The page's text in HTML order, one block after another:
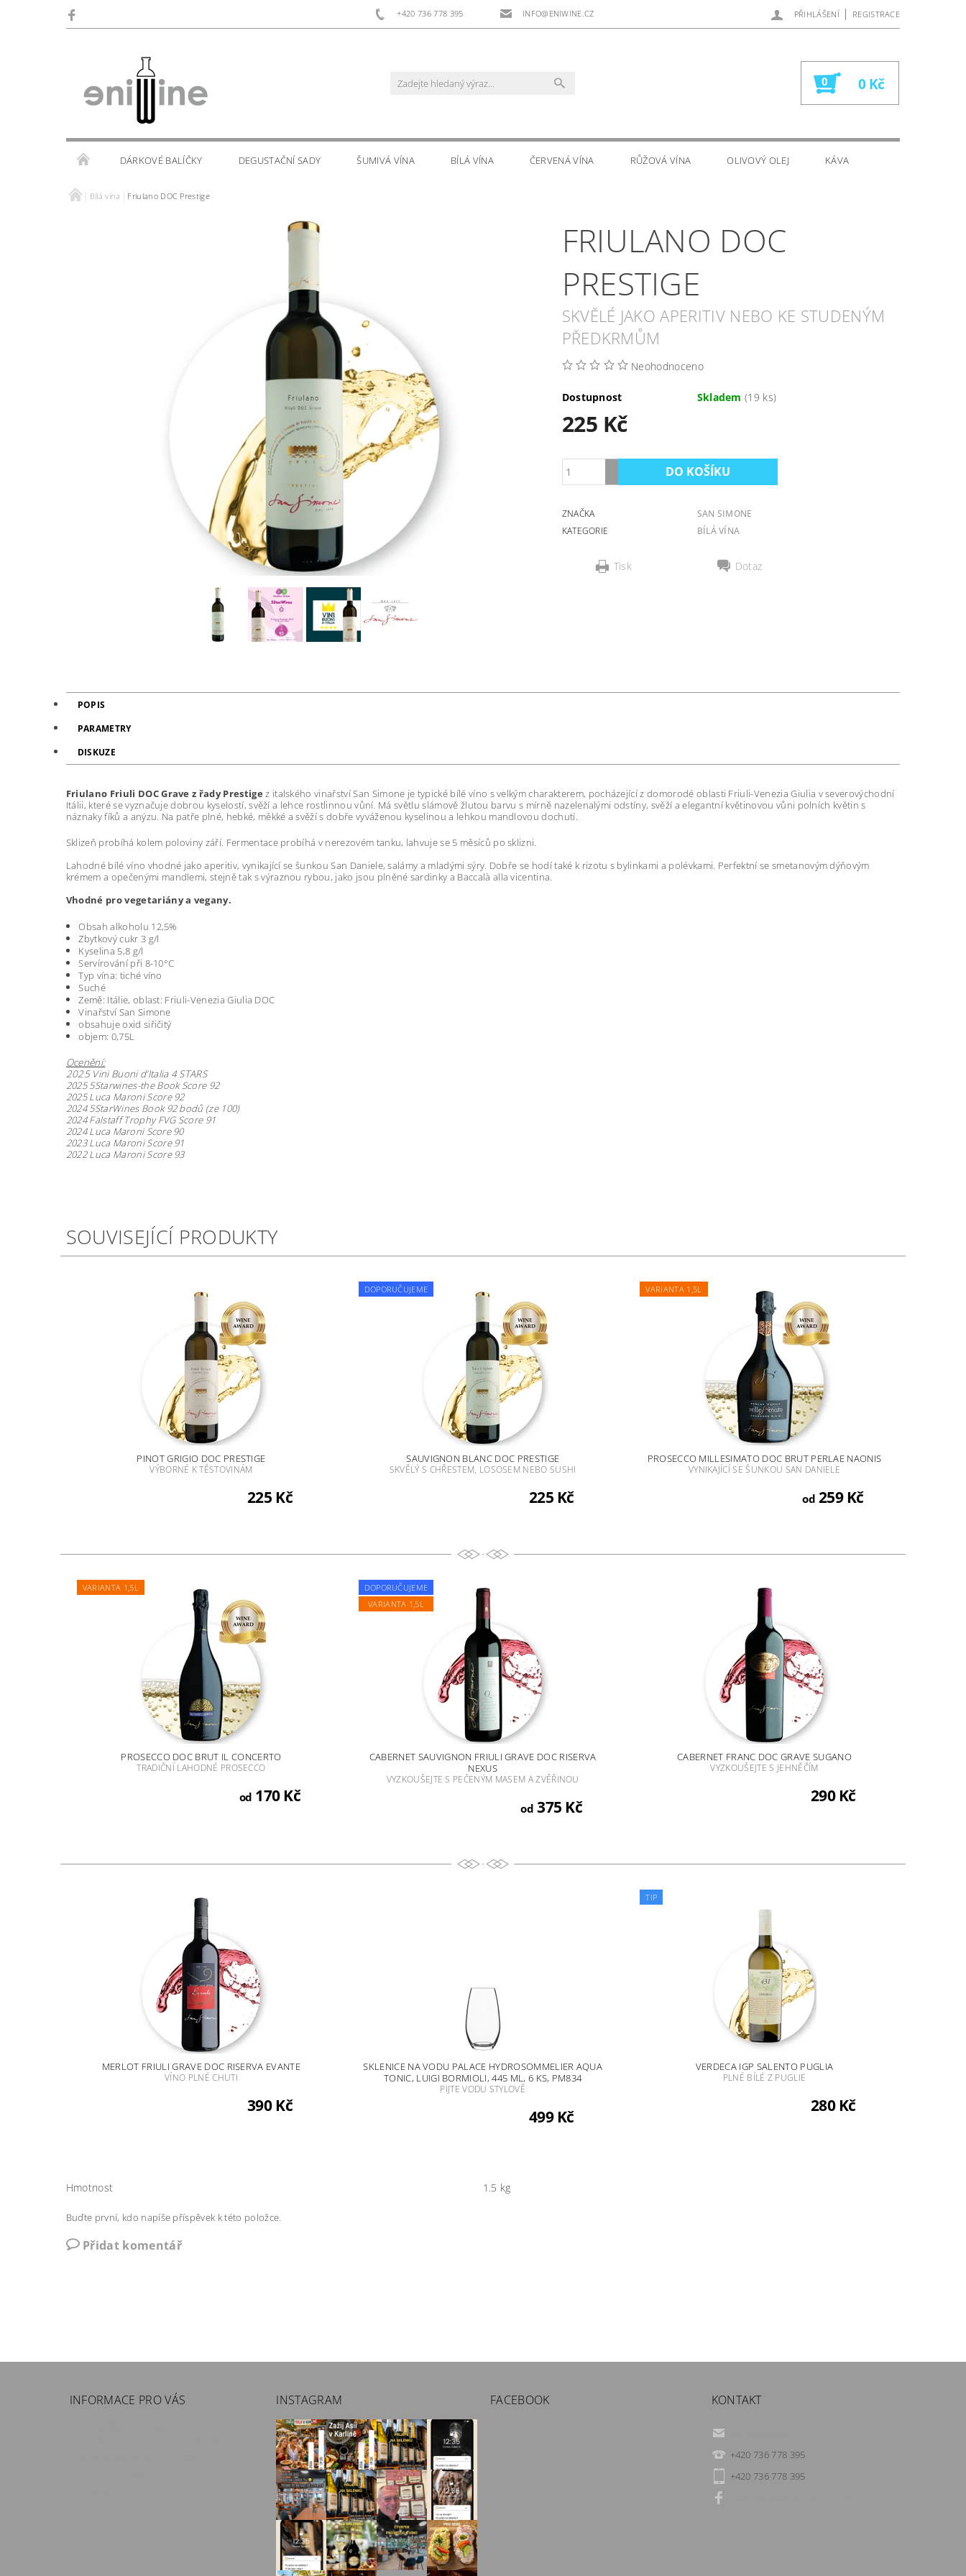
+420 736 778 395 INFO@ENIWINE.CZ PŘIHLÁŠENÍ | REGISTRACE
0 0 Kč
DÁRKOVÉ BALÍČKY DEGUSTAČNÍ SADY ŠUMIVÁ VÍNA BÍLÁ VÍNA ČERVENÁ VÍNA RŮŽOVÁ VÍNA OLIVOVÝ OLEJ KÁVA
SKLENIČKY KALENDÁŘ AKCÍ
Bílá vína Friulano DOC Prestige
FRIULANO DOC
PRESTIGE
SKVĚLÉ JAKO APERITIV NEBO KE STUDENÝM
PŘEDKRMŮM
Neohodnoceno
Dostupnost Skladem(19 ks)
225 Kč
ZNAČKA
SAN SIMONE
KATEGORIE
BÍLÁ VÍNA
Tisk Dotaz
POPIS
PARAMETRY
DISKUZE
Friulano Friuli DOC Grave z řady Prestige z italského vinařství San Simone je typické bílé víno s velkým charakterem, pocházející z domorodé oblasti Friuli-Venezia Giulia v severovýchodní
Itálii, které se vyznačuje dobrou kyselostí, svěží a lehce rostlinnou vůní. Má světlu slámově žlutou barvu s mírně nazelenalými odstíny, svěží a elegantní květinovou vůni polních květin s
náznaky fíků a anýzu. Na patře plné, hebké, měkké a svěží s dobře vyváženou kyselinou a lehkou mandlovou dochutí.
Sklizeň probíhá kolem poloviny září. Fermentace probíhá v nerezovém tanku, lahvuje se 5 měsíců po sklizni.
Lahodné bílé víno vhodné jako aperitiv, vynikající se šunkou San Daniele, salámy a mladými sýry. Dobře se hodí také k rizotu s bylinkami a polévkami. Perfektní se smetanovým dýňovým
krémem a opečenými mandlemi, stejně tak s výraznou rybou, jako jsou plněné sardinky a Baccalà alla vicentina.
Vhodné pro vegetariány a vegany.
Obsah alkoholu 12,5%
Zbytkový cukr 3 g/l
Kyselina 5,8 g/l
Servírování při 8-10°C
Typ vína: tiché víno
Suché
Země: Itálie, oblast: Friuli-Venezia Giulia DOC
Vinařství San Simone
obsahuje oxid siřičitý
objem: 0,75L
Ocenění:
2025 Vini Buoni d’Italia 4 STARS
2025 5Starwines-the Book Score 92
2025 Luca Maroni Score 92
2024 5StarWines Book 92 bodů (ze 100)
2024 Falstaff Trophy FVG Score 91
2024Luca Maroni Score 90
2023 Luca Maroni Score 91
2022 Luca Maroni Score 93
SOUVISEJÍCÍ PRODUKTY
PINOT GRIGIO DOC PRESTIGE
VÝBORNÉ K TĚSTOVINÁM
225 Kč
DOPORUČUJEME
SAUVIGNON BLANC DOC PRESTIGE
SKVĚLÝ S CHŘESTEM, LOSOSEM NEBO SUSHI
225 Kč
VARIANTA 1,5L
PROSECCO MILLESIMATO DOC BRUT PERLAE NAONIS
VYNIKAJÍCÍ SE ŠUNKOU SAN DANIELE
od 259 Kč
VARIANTA 1,5L
PROSECCO DOC BRUT IL CONCERTO
TRADIČNÍ LAHODNÉ PROSECCO
od 170 Kč
DOPORUČUJEME
VARIANTA 1,5L
CABERNET SAUVIGNON FRIULI GRAVE DOC RISERVA
NEXUS
VYZKOUŠEJTE S PEČENÝM MASEM A ZVĚŘINOU
od 375 Kč
CABERNET FRANC DOC GRAVE SUGANO
VYZKOUŠEJTE S JEHNĚČÍM
290 Kč
MERLOT FRIULI GRAVE DOC RISERVA EVANTE
VÍNO PLNÉ CHUTI
390 Kč
SKLENICE NA VODU PALACE HYDROSOMMELIER AQUA
TONIC, LUIGI BORMIOLI, 445 ML, 6 KS, PM834
PIJTE VODU STYLOVĚ
499 Kč
TIP
VERDECA IGP SALENTO PUGLIA
PLNÉ BÍLÉ Z PUGLIE
280 Kč
Hmotnost 1.5 kg
Buďte první, kdo napíše příspěvek k této položce.
Přidat komentář
INFORMACE PRO VÁS INSTAGRAM FACEBOOK KONTAKT
+420 736 778 395
+420 736 778 395